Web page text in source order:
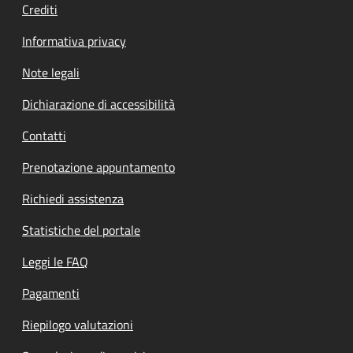
Crediti
Informativa privacy
Note legali
Dichiarazione di accessibilità
Contatti
Prenotazione appuntamento
Richiedi assistenza
Statistiche del portale
Leggi le FAQ
Pagamenti
Riepilogo valutazioni